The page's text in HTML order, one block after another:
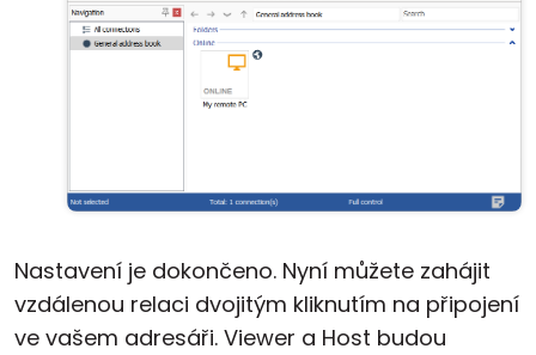
Nastavení je dokončeno. Nyní můžete zahájit
vzdálenou relaci dvojitým kliknutím na připojení
ve vašem adresáři. Viewer a Host budou